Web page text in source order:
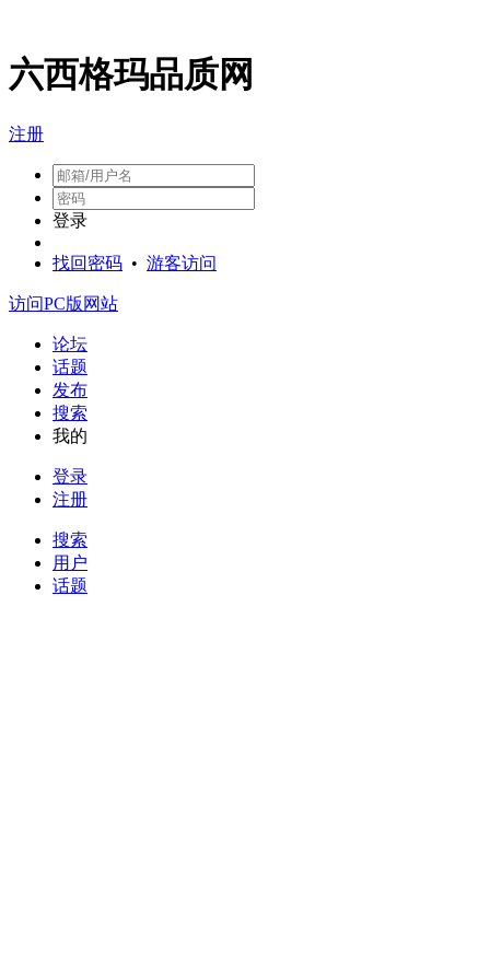
六西格玛品质网
注册
登录
找回密码 • 游客访问
访问PC版网站
论坛
话题
发布
搜索
我的
登录
注册
搜索
用户
话题